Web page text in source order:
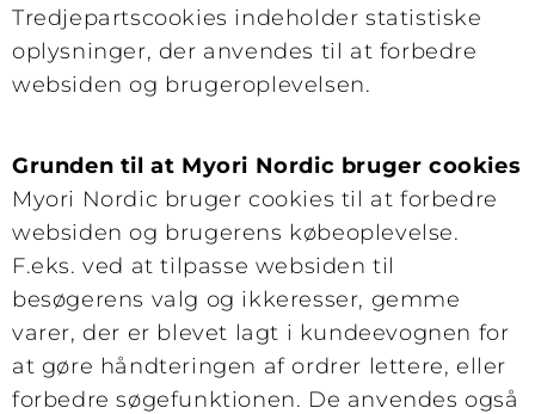
Tredjepartscookies indeholder statistiske
oplysninger, der anvendes til at forbedre
websiden og brugeroplevelsen.
Grunden til at Myori Nordic bruger cookies
Myori Nordic bruger cookies til at forbedre
websiden og brugerens købeoplevelse.
F.eks. ved at tilpasse websiden til
besøgerens valg og ikkeresser, gemme
varer, der er blevet lagt i kundeevognen for
at gøre håndteringen af ordrer lettere, eller
forbedre søgefunktionen. De anvendes også